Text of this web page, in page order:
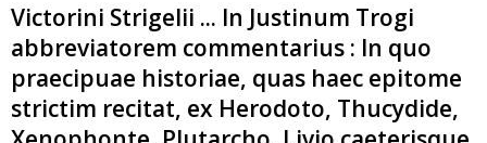
Victorini Strigelii ... In Justinum Trogi
abbreviatorem commentarius : In quo
praecipuae historiae, quas haec epitome
strictim recitat, ex Herodoto, Thucydide,